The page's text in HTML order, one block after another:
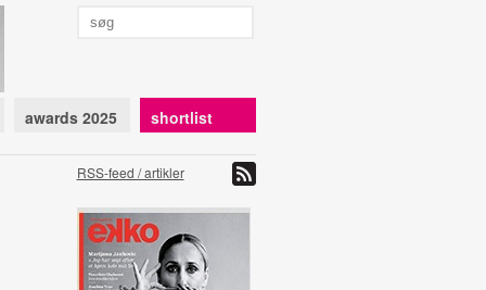
awards 2025 shortlist
RSS-feed / artikler